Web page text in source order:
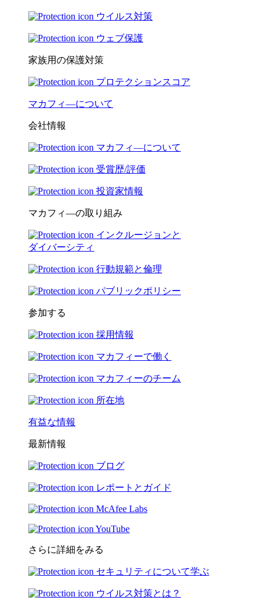
ウイルス対策
ウェブ保護
家族用の保護対策
プロテクションスコア
マカフィ―について
会社情報
マカフィ―について
受賞歴/評価
投資家情報
マカフィ―の取り組み
インクルージョンと
ダイバーシティ
行動規範と倫理
パブリックポリシー
参加する
採用情報
マカフィーで働く
マカフィーのチーム
所在地
有益な情報
最新情報
ブログ
レポートとガイド
McAfee Labs
YouTube
さらに詳細をみる
セキュリティについて学ぶ
ウイルス対策とは？